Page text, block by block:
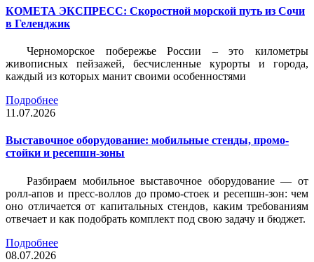
КОМЕТА ЭКСПРЕСС: Скоростной морской путь из Сочи
в Геленджик
Черноморское побережье России – это километры
живописных пейзажей, бесчисленные курорты и города,
каждый из которых манит своими особенностями
Подробнее
11.07.2026
Выставочное оборудование: мобильные стенды, промо-
стойки и ресепшн-зоны
Разбираем мобильное выставочное оборудование — от
ролл-апов и пресс-воллов до промо-стоек и ресепшн-зон: чем
оно отличается от капитальных стендов, каким требованиям
отвечает и как подобрать комплект под свою задачу и бюджет.
Подробнее
08.07.2026